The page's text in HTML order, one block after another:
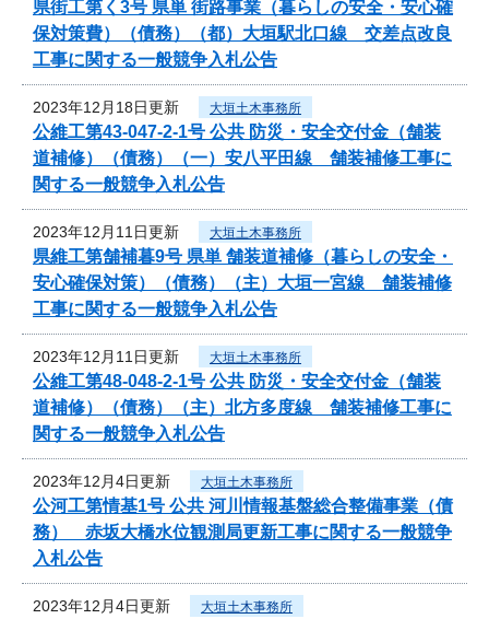
県街工第く3号 県単 街路事業（暮らしの安全・安心確
保対策費）（債務）（都）大垣駅北口線 交差点改良
工事に関する一般競争入札公告
2023年12月18日更新 大垣土木事務所
公維工第43-047-2-1号 公共 防災・安全交付金（舗装
道補修）（債務）（一）安八平田線 舗装補修工事に
関する一般競争入札公告
2023年12月11日更新 大垣土木事務所
県維工第舗補暮9号 県単 舗装道補修（暮らしの安全・
安心確保対策）（債務）（主）大垣一宮線 舗装補修
工事に関する一般競争入札公告
2023年12月11日更新 大垣土木事務所
公維工第48-048-2-1号 公共 防災・安全交付金（舗装
道補修）（債務）（主）北方多度線 舗装補修工事に
関する一般競争入札公告
2023年12月4日更新 大垣土木事務所
公河工第情基1号 公共 河川情報基盤総合整備事業（債
務） 赤坂大橋水位観測局更新工事に関する一般競争
入札公告
2023年12月4日更新 大垣土木事務所